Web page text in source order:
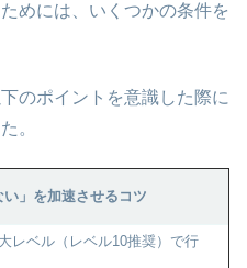
めには、いくつかの条件を
のポイントを意識した際に
。
い」を加速させるコツ
レベル（レベル10推奨）で行